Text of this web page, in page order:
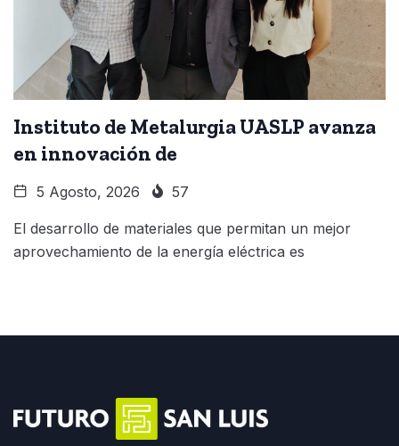
Instituto de Metalurgia UASLP avanza
en innovación de
5 Agosto, 2026 57
El desarrollo de materiales que permitan un mejor
aprovechamiento de la energía eléctrica es